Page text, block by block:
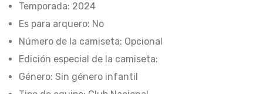
Temporada: 2024
Es para arquero: No
Número de la camiseta: Opcional
Edición especial de la camiseta:
Género: Sin género infantil